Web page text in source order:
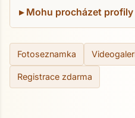
Mohu procházet
Fotoseznamka
Registrace zdarma